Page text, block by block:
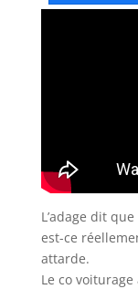
L’adage dit
est-ce
attarde.
Le co voiturage